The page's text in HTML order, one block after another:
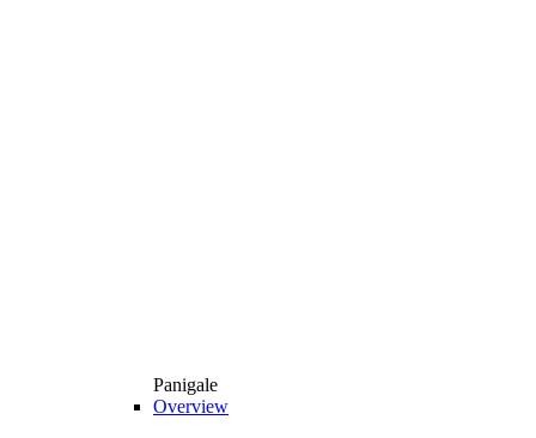
Panigale
Overview